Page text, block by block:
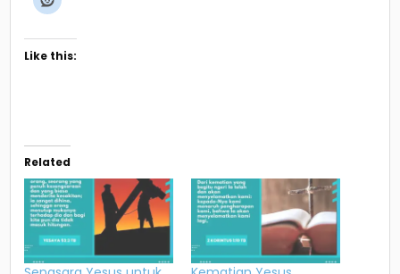
Like this:
Related